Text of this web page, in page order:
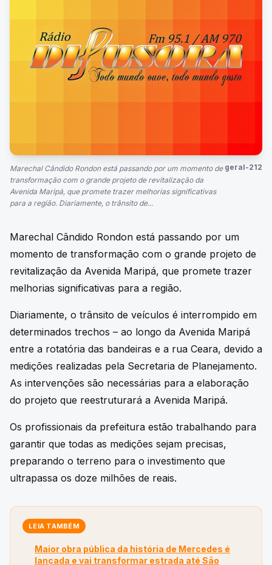
Marechal Cândido Rondon está passando por um momento de
transformação com o grande projeto de revitalização da
Avenida Maripá, que promete trazer melhorias significativas
para a região. Diariamente, o trânsito de...
geral-212
Marechal Cândido Rondon está passando por um
momento de transformação com o grande projeto de
revitalização da Avenida Maripá, que promete trazer
melhorias significativas para a região.
Diariamente, o trânsito de veículos é interrompido em
determinados trechos – ao longo da Avenida Maripá
entre a rotatória das bandeiras e a rua Ceara, devido a
medições realizadas pela Secretaria de Planejamento.
As intervenções são necessárias para a elaboração
do projeto que reestruturará a Avenida Maripá.
Os profissionais da prefeitura estão trabalhando para
garantir que todas as medições sejam precisas,
preparando o terreno para o investimento que
ultrapassa os doze milhões de reais.
LEIA TAMBÉM
Maior obra pública da história de Mercedes é
lançada e vai transformar estrada até São